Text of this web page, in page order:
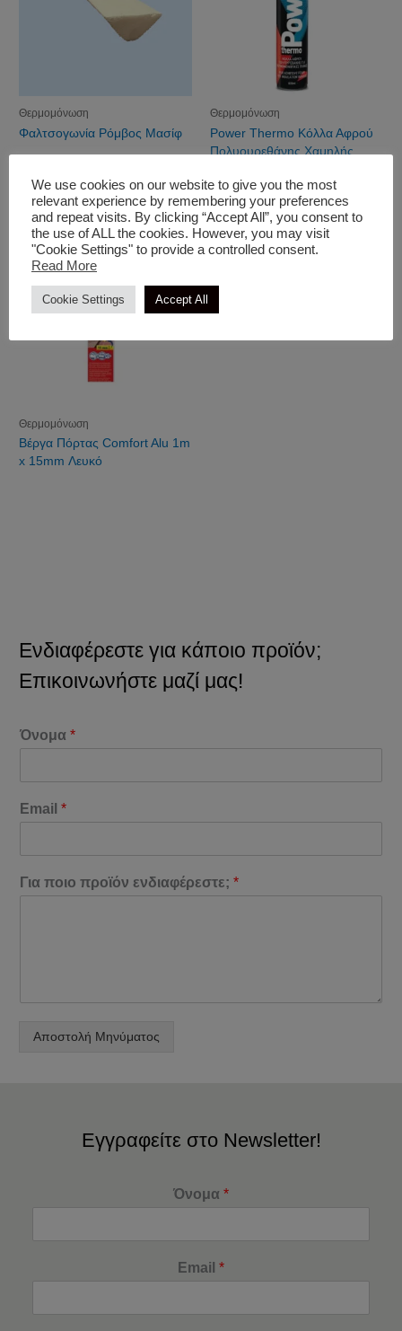
Θερμομόνωση
Φαλτσογωνία Ρόμβος Μασίφ
Θερμομόνωση
Power Thermo Κόλλα Αφρού
Πολυουρεθάνης Χαμηλής
Θερμομονωτικές Πλάκες
Θερμομόνωση
Βέργα Πόρτας Comfort Alu 1m
x 15mm Λευκό
Ενδιαφέρεστε για κάποιο προϊόν;
Επικοινωνήστε μαζί μας!
Όνομα*
Email*
Για ποιο προϊόν ενδιαφέρεστε;*
Αποστολή Μηνύματος
Εγγραφείτε στο Newsletter!
Όνομα *
Email *
We use cookies on our website to give you the most
relevant experience by remembering your preferences
and repeat visits. By clicking “Accept All”, you consent to
the use of ALL the cookies. However, you may visit
"Cookie Settings" to provide a controlled consent.
Read More
Cookie Settings Accept All